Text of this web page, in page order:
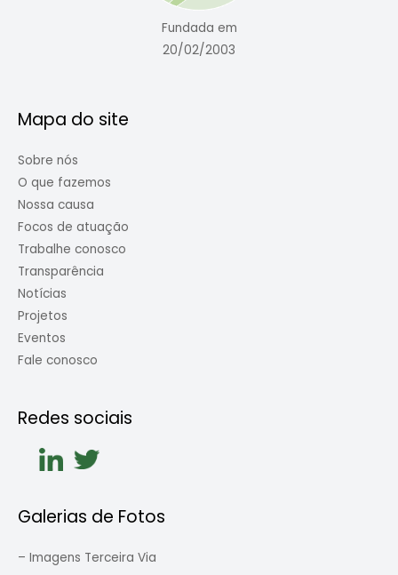
Fundada em
20/02/2003
Mapa do site
Sobre nós
O que fazemos
Nossa causa
Focos de atuação
Trabalhe conosco
Transparência
Notícias
Projetos
Eventos
Fale conosco
Redes sociais
Galerias de Fotos
– Imagens Terceira Via